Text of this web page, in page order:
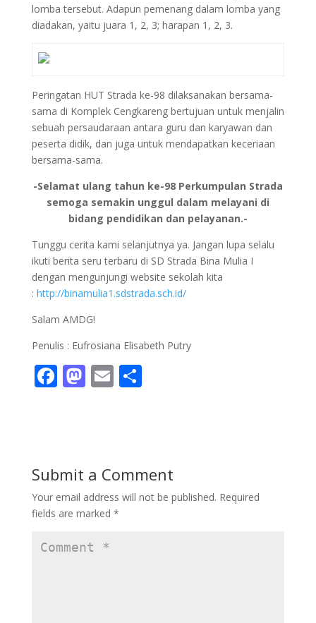
lomba tersebut. Adapun pemenang dalam lomba yang
diadakan, yaitu juara 1, 2, 3; harapan 1, 2, 3.
Peringatan HUT Strada ke-98 dilaksanakan bersama-
sama di Komplek Cengkareng bertujuan untuk menjalin
sebuah persaudaraan antara guru dan karyawan dan
peserta didik, dan juga untuk mendapatkan keceriaan
bersama-sama.
-Selamat ulang tahun ke-98 Perkumpulan Strada
semoga semakin unggul dalam melayani di
bidang pendidikan dan pelayanan.-
Tunggu cerita kami selanjutnya ya. Jangan lupa selalu
ikuti berita seru terbaru di SD Strada Bina Mulia I
dengan mengunjungi website sekolah kita
: http://binamulia1.sdstrada.sch.id/
Salam AMDG!
Penulis : Eufrosiana Elisabeth Putry
F
o
o
k
M
o
n
E S
Submit a Comment
Your email address will not be published. Required
fields are marked *